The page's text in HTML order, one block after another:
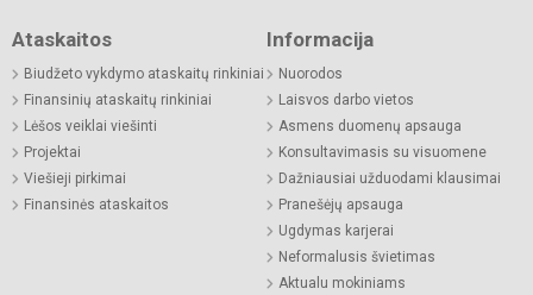
Ataskaitos
Biudžeto vykdymo ataskaitų rinkiniai
Finansinių ataskaitų rinkiniai
Lėšos veiklai viešinti
Projektai
Viešieji pirkimai
Finansinės ataskaitos
Informacija
Nuorodos
Laisvos darbo vietos
Asmens duomenų apsauga
Konsultavimasis su visuomene
Dažniausiai užduodami klausimai
Pranešėjų apsauga
Ugdymas karjerai
Neformalusis švietimas
Aktualu mokiniams